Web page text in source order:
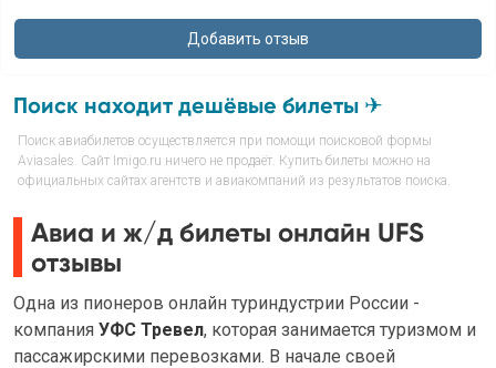
Поиск находит дешёвые билеты ✈
Поиск авиабилетов осуществляется при помощи поисковой формы
Aviasales. Сайт Imigo.ru ничего не продаёт. Купить билеты можно на
официальных сайтах агентств и авиакомпаний из результатов поиска.
Авиа и ж/д билеты онлайн UFS
отзывы
Одна из пионеров онлайн туриндустрии России -
компания УФС Тревел, которая занимается туризмом и
пассажирскими перевозками. В начале своей